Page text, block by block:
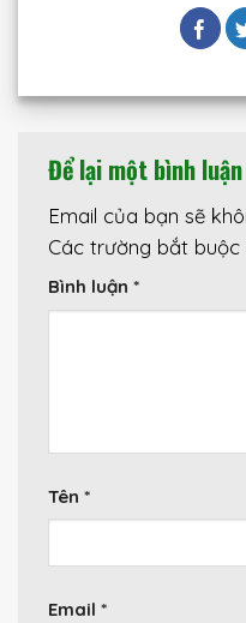
Để lại một bình luận
Email của bạn sẽ
Các trường bắt
Bình luận *
Tên *
Email *